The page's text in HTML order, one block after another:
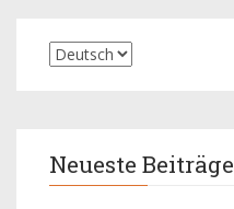
Neueste Beiträge